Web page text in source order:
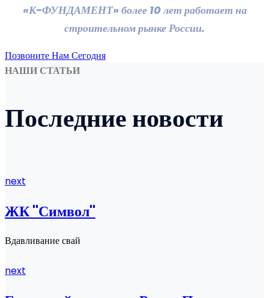
«К-ФУНДАМЕНТ» более 10 лет работает на
строительном рынке России.
Позвоните Нам Сегодня
НАШИ СТАТЬИ
Последние новости
next
ЖК "Символ"
Вдавливание свай
next